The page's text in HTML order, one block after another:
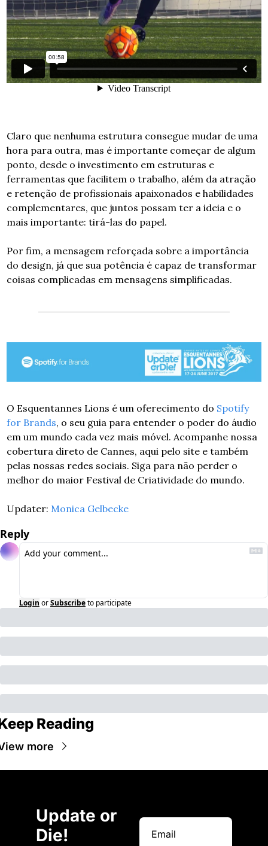
Claro que nenhuma estrutura consegue mudar de uma
hora para outra, mas é importante começar de algum
ponto, desde o investimento em estruturas e
ferramentas que facilitem o trabalho, além da atração
e retenção de profissionais apaixonados e habilidades
complementares, que juntos possam ter a ideia e o
mais importante: tirá-las do papel.
Por fim, a mensagem reforçada sobre a importância
do design, já que sua potência é capaz de transformar
coisas complicadas em mensagens simplificadas.
O Esquentannes Lions é um oferecimento do Spotify
for Brands, o seu guia para entender o poder do áudio
em um mundo cada vez mais móvel. Acompanhe nossa
cobertura direto de Cannes, aqui pelo site e também
pelas nossas redes sociais. Siga para não perder o
melhor do maior Festival de Criatividade do mundo.
Updater: Monica Gelbecke
Reply
Login orSubscribeto participate
Reading
more
Update or
Die!